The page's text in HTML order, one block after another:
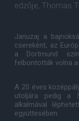
edzõje, Thomas
Januzaj a
csereként, az
a Dortmund
felbontották volna a
A 20 éves
utoljára pedig a
alkalmával
együttesében.